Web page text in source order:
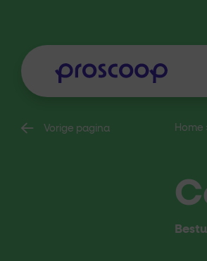
Vorige pagina Home